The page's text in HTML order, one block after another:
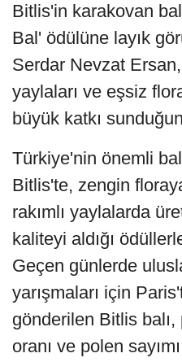
Bitlis'in karakovan
Bal' ödülüne layık
Serdar Nevzat
yaylaları ve eşsiz
büyük katkı
Türkiye'nin önemli
Bitlis'te, zengin
rakımlı yaylalarda
kaliteyi aldığı
Geçen günlerde
yarışmaları için
gönderilen Bitlis
oranı ve polen